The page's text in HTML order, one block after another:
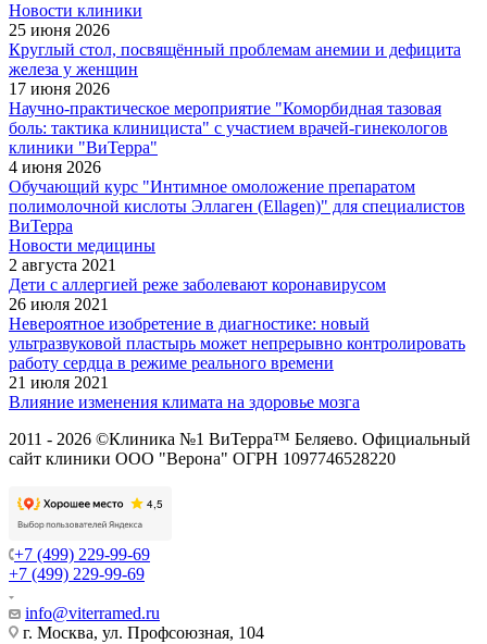
Новости клиники
25 июня 2026
Круглый стол, посвящённый проблемам анемии и дефицита
железа у женщин
17 июня 2026
Научно-практическое мероприятие "Коморбидная тазовая
боль: тактика клинициста" с участием врачей-гинекологов
клиники "ВиТерра"
4 июня 2026
Обучающий курс "Интимное омоложение препаратом
полимолочной кислоты Эллаген (Ellagen)" для специалистов
ВиТерра
Новости медицины
2 августа 2021
Дети с аллергией реже заболевают коронавирусом
26 июля 2021
Невероятное изобретение в диагностике: новый
ультразвуковой пластырь может непрерывно контролировать
работу сердца в режиме реального времени
21 июля 2021
Влияние изменения климата на здоровье мозга
2011 - 2026 ©Клиника №1 ВиТерра™ Беляево. Официальный
сайт клиники ООО "Верона" ОГРН 1097746528220
+7 (499) 229-99-69
+7 (499) 229-99-69
info@viterramed.ru
г. Москва, ул. Профсоюзная, 104